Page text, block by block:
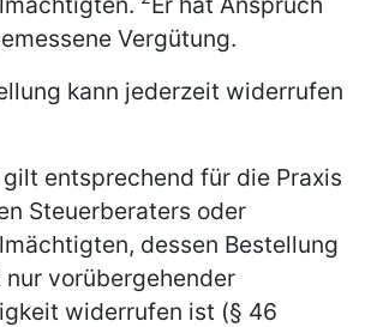
Vergütung.
kann jederzeit widerrufen
entsprechend für die Praxis
Steuerberaters oder
dessen Bestellung
vorübergehender
widerrufen ist (§ 46